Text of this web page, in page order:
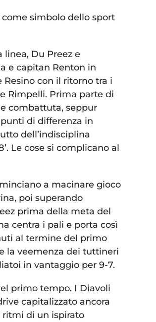
simbolo dello sport
linea, Du Preez e
e capitan Renton in
con il ritorno tra i
Rimpelli. Prima parte di
combattuta, seppur
punti di differenza in
dell’indisciplina
Le cose si complicano al
a macinare gioco
poi superando
prima della meta del
centra i pali e porta così
al termine del primo
la veemenza dei tuttineri
in vantaggio per 9-7.
primo tempo. I Diavoli
capitalizzato ancora
di un ispirato